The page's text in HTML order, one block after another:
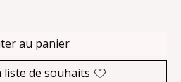
au panier
liste de souhaits